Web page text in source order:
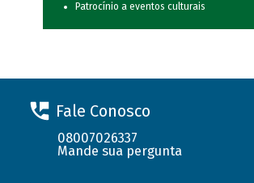
Patrocínio a eventos culturais
Fale Conosco
08007026337
Mande sua pergunta